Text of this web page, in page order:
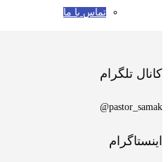
تماس با ما
کانال تلگرام
pastor_samak@
اینستاگرام